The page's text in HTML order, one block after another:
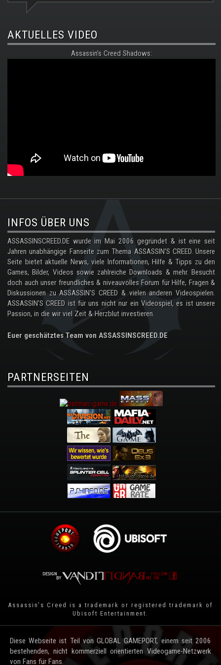
AKTUELLES VIDEO
Assassin's Creed Shadows:
.
INFOS ÜBER UNS
ASSASSINSCREED.DE wurde im Mai 2006 gegründet & ist eine seit
Jahren unabhängige Fanseite zum Thema ASSASSIN'S CREED. Unsere
Seite bietet aktuelle News, viele Informationen, Hilfe & Tipps zu den
Games, Bilder, Videos sowie zahlreiche Downloads & mehr. Besucht
doch auch unser freundliches & niveauvolles Forum für Hilfe, Fragen &
Diskussionen zu ASSASSIN'S CREED & vielen anderen Videospielen.
ASSASSIN'S CREED ist für uns nicht nur ein Videospiel, es ist unsere
Passion, in die wir viel Zeit & Herzblut investieren.
Euer geschätztes Team von ASSASSINSCREED.DE
PARTNERSEITEN
Assassin's Creed is a trademark or registered trademark of
Ubisoft Entertainment
Diese Webseite ist Teil von GLOBAL GAMEPORT, einem seit 2006
bestehenden, nicht kommerziell orientierten Videogame-Netzwerk
von Fans für Fans.